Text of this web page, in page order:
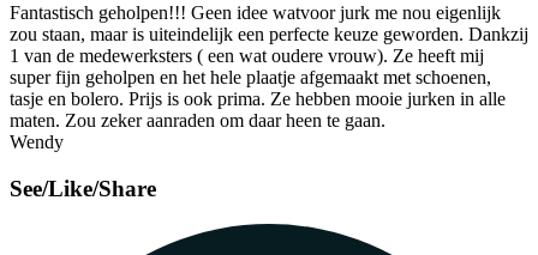
Fantastisch geholpen!!! Geen idee watvoor jurk me nou eigenlijk
zou staan, maar is uiteindelijk een perfecte keuze geworden. Dankzij
1 van de medewerksters ( een wat oudere vrouw). Ze heeft mij
super fijn geholpen en het hele plaatje afgemaakt met schoenen,
tasje en bolero. Prijs is ook prima. Ze hebben mooie jurken in alle
maten. Zou zeker aanraden om daar heen te gaan.
Wendy
See/Like/Share